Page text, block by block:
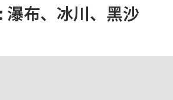
布、冰川、黑沙